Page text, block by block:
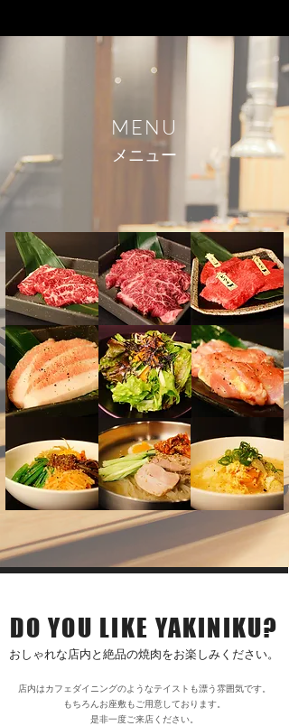
MENU
メニュー
DO YOU LIKE YAKINIKU?
​おしゃれな店内と絶品の焼肉をお楽しみください。
店内はカフェダイニングのようなテイストも漂う雰囲気です。
もちろんお座敷もご用意しております。
​是非一度ご来店ください。